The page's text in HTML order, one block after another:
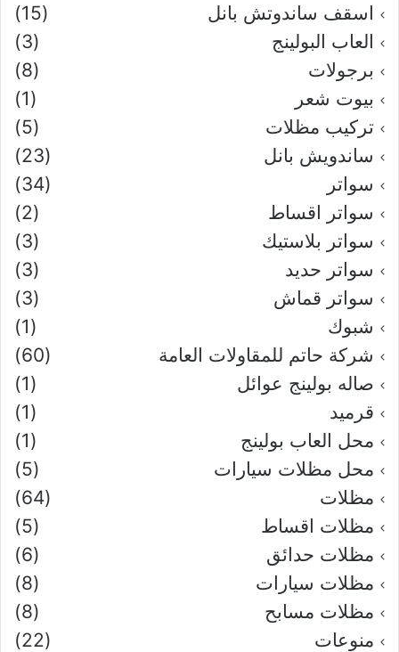
اسقف ساندوتش بانل
(15)
العاب البولينج
(3)
برجولات
(8)
بيوت شعر
(1)
تركيب مظلات
(5)
ساندويش بانل
(23)
سواتر
(34)
سواتر اقساط
(2)
سواتر بلاستيك
(3)
سواتر حديد
(3)
سواتر قماش
(3)
شبوك
(1)
شركة حاتم للمقاولات العامة
(60)
صاله بولينج عوائل
(1)
قرميد
(1)
محل العاب بولينج
(1)
محل مظلات سيارات
(5)
مظلات
(64)
مظلات اقساط
(5)
مظلات حدائق
(6)
مظلات سيارات
(8)
مظلات مسابح
(8)
منوعات
(22)